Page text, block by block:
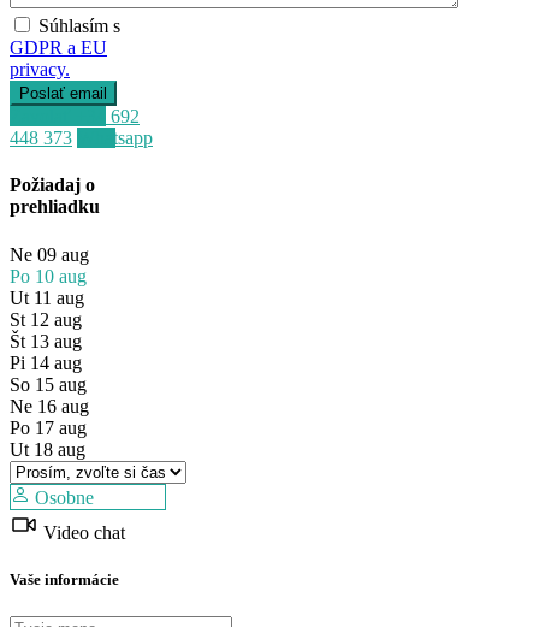
Predaj
Dostupné
Predaj
Dostupné
Súhlasím s
GDPR a EU
privacy.
+34 692
448 373
Whatsapp
Požiadaj o
prehliadku
Ne 09 aug
Po 10 aug
Ut 11 aug
St 12 aug
Št 13 aug
Pi 14 aug
So 15 aug
Ne 16 aug
Po 17 aug
Ut 18 aug
Osobne
Video chat
Vaše informácie